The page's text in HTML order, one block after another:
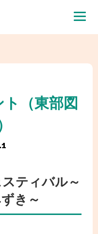
（東部図
ティバル～
き～